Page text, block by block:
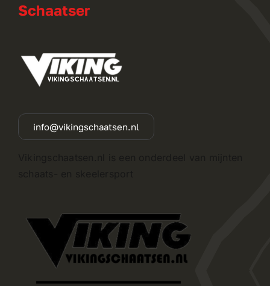
Schaatser
info@vikingschaatsen.nl